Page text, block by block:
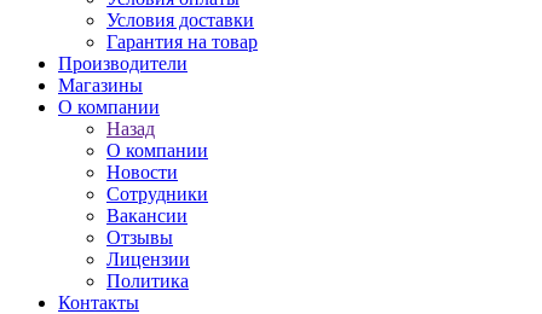
Условия доставки
Гарантия на товар
Производители
Магазины
О компании
Назад
О компании
Новости
Сотрудники
Вакансии
Отзывы
Лицензии
Политика
Контакты